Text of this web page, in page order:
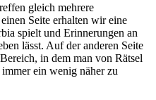
gleich mehrere
Seite erhalten wir eine
spielt und Erinnerungen an
lässt. Auf der anderen Seite
in dem man von Rätsel
ein wenig näher zu